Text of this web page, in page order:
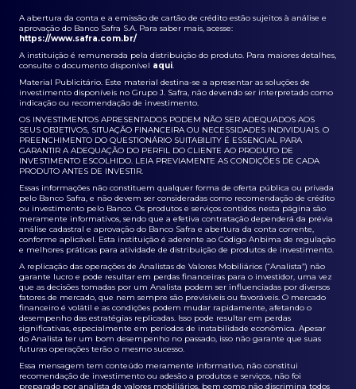
A abertura da conta e a emissão de cartão de crédito estão sujeitos à análise e
aprovação do Banco Safra S.A. Para saber mais, acesse:
https://www.safra.com.br/
A instituição é remunerada pela distribuição do produto. Para maiores detalhes,
consulte o documento disponível aqui.
Material Publicitário. Este material destina-se a apresentar as soluções de
investimento disponíveis no Grupo J. Safra, não devendo ser interpretado como
indicação ou recomendação de investimento.
OS INVESTIMENTOS APRESENTADOS PODEM NÃO SER ADEQUADOS AOS
SEUS OBJETIVOS, SITUAÇÃO FINANCEIRA OU NECESSIDADES INDIVIDUAIS. O
PREENCHIMENTO DO QUESTIONÁRIO SUITABILITY É ESSENCIAL PARA
GARANTIR A ADEQUAÇÃO DO PERFIL DO CLIENTE AO PRODUTO DE
INVESTIMENTO ESCOLHIDO. LEIA PREVIAMENTE AS CONDIÇÕES DE CADA
PRODUTO ANTES DE INVESTIR.
Essas informações não constituem qualquer forma de oferta pública ou privada
pelo Banco Safra, e não devem ser consideradas como recomendação de crédito
ou investimento pelo Banco. Os produtos e serviços contidos nesta página são
meramente informativos, sendo que a efetiva contratação dependerá da prévia
análise cadastral e aprovação do Banco Safra e abertura da conta corrente,
conforme aplicável. Esta instituição é aderente ao Código Anbima de regulação
e melhores práticas para atividade de distribuição de produtos de investimento.
A replicação das operações de Analistas de Valores Mobiliários (“Analista”) não
garante lucro e pode resultar em perdas financeiras para o investidor, uma vez
que as decisões tomadas por um Analista podem ser influenciadas por diversos
fatores de mercado, que nem sempre são previsíveis ou favoráveis. O mercado
financeiro é volátil e as condições podem mudar rapidamente, afetando o
desempenho das estratégias replicadas. Isso pode resultar em perdas
significativas, especialmente em períodos de instabilidade econômica. Apesar
do Analista ter um bom desempenho no passado, isso não garante que suas
futuras operações terão o mesmo sucesso.
Essa mensagem tem conteúdo meramente informativo, não constitui
recomendação de investimento ou adesão a produtos e serviços, não foi
preparado por analista de valores mobiliários, bem como não discrimina todos